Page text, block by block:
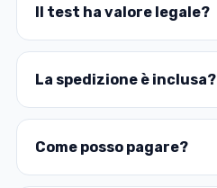
Il test ha valore legale?
La spedizione è inclusa?
Come posso pagare?